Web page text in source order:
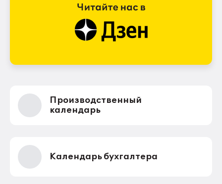
Производственный
календарь
Календарь бухгалтера